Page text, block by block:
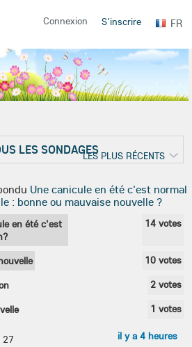
Connexion S'inscrire FR
LES SONDAGESLES PLUS RÉCENTS
Une canicule en été c'est normal
: bonne ou mauvaise nouvelle ?
en été c'est
14 votes
10 votes
2 votes
1 votes
il y a 4 heures
27